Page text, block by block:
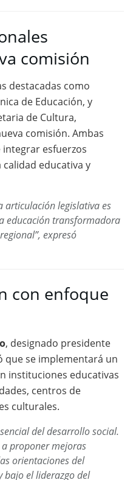
comisión
destacadas como
de Educación, y
de Cultura,
comisión. Ambas
esfuerzos
educativa y
articulación legislativa es
educación transformadora
expresó
con enfoque
, designado presidente
que se implementará un
instituciones educativas
centros de
culturales.
del desarrollo social.
proponer mejoras
orientaciones del
bajo el liderazgo del